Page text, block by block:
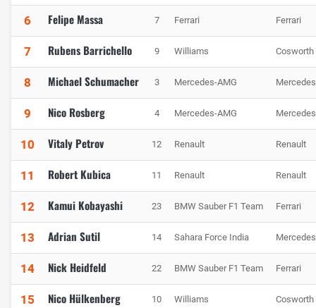
6 Felipe Massa 7 Ferrari Ferrari
7 Rubens Barrichello 9 Williams Cosworth
8 Michael Schumacher 3 Mercedes-AMG Mercedes
9 Nico Rosberg 4 Mercedes-AMG Mercedes
10 Vitaly Petrov 12 Renault Renault
11 Robert Kubica 11 Renault Renault
12 Kamui Kobayashi 23 BMW Sauber F1 Team Ferrari
13 Adrian Sutil 14 Sahara Force India Mercedes
14 Nick Heidfeld 22 BMW Sauber F1 Team Ferrari
15 Nico Hülkenberg 10 Williams Cosworth